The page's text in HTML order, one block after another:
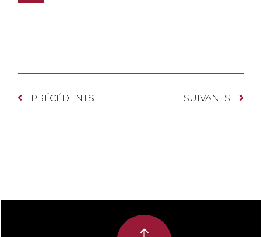
PRÉCÉDENTS SUIVANTS